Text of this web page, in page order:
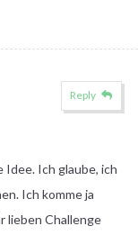
Ich glaube, ich
Ich komme ja
lieben Challenge
Reply